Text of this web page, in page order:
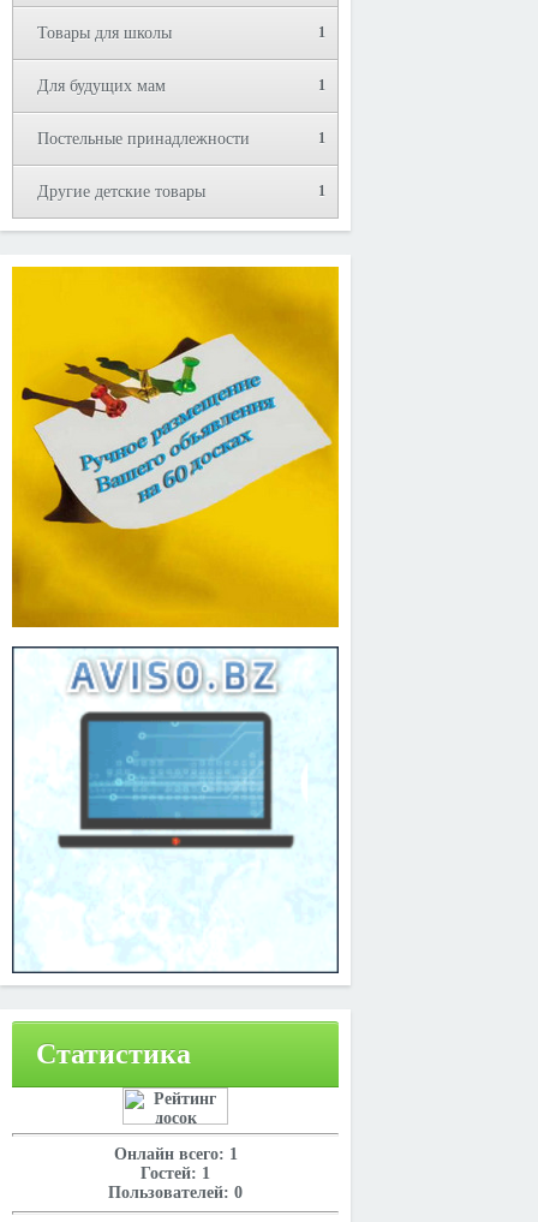
Товары для школы 1
Для будущих мам 1
Постельные принадлежности 1
Другие детские товары 1
Статистика
Онлайн всего: 1
Гостей: 1
Пользователей: 0